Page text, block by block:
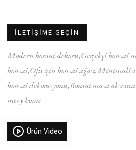
İLETİŞİME GEÇİN
Modern bonsai dekoru Gerçekçi bonsai
bonsai Ofis için bonsai ağacı Minimalist
bonsai dekorasyonu Bonsai masa
mery home
Ürün Video